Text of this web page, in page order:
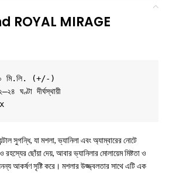
ROYAL MIRAGE
মি.লি. (+/-)
ঘণ্টা দীর্ঘস্থায়ী
সুগন্ধি, যা মশলা, ভ্যানিলা এবং অ্যাম্বারের নোটে
ছোঁয়া দেয়, আবার ভ্যানিলার মোলায়েম মিষ্টতা ও
আকর্ষণ সৃষ্টি করে। মশলার উজ্জ্বলতার সাথে এটি এক